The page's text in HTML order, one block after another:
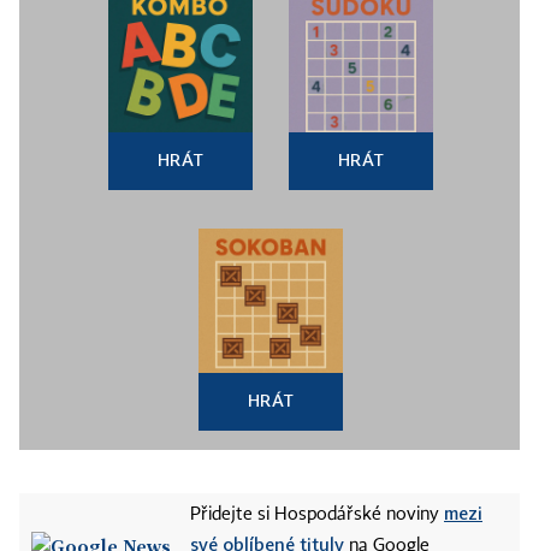
HRÁT HRÁT
HRÁT
Přidejte si Hospodářské noviny mezi
své oblíbené tituly na Google